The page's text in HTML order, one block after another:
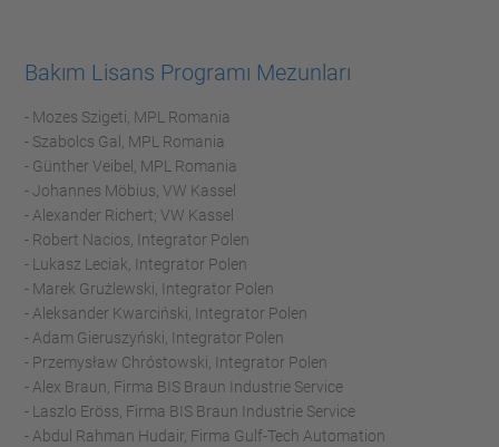
Bakım Lisans Programı Mezunları
- Mozes Szigeti, MPL Romania
- Szabolcs Gal, MPL Romania
- Günther Veibel, MPL Romania
- Johannes Möbius, VW Kassel
- Alexander Richert; VW Kassel
- Robert Nacios, Integrator Polen
- Lukasz Leciak, Integrator Polen
- Marek Grużlewski, Integrator Polen
- Aleksander Kwarciński, Integrator Polen
- Adam Gieruszyński, Integrator Polen
- Przemysław Chróstowski, Integrator Polen
- Alex Braun, Firma BIS Braun Industrie Service
- Laszlo Eröss, Firma BIS Braun Industrie Service
- Abdul Rahman Hudair, Firma Gulf-Tech Automation